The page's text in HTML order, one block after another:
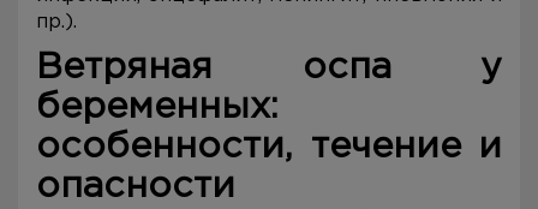
пр.).
Ветряная оспа у
беременных:
особенности, течение и
опасности